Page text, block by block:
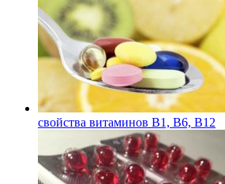
свойства витаминов В1, В6, В12